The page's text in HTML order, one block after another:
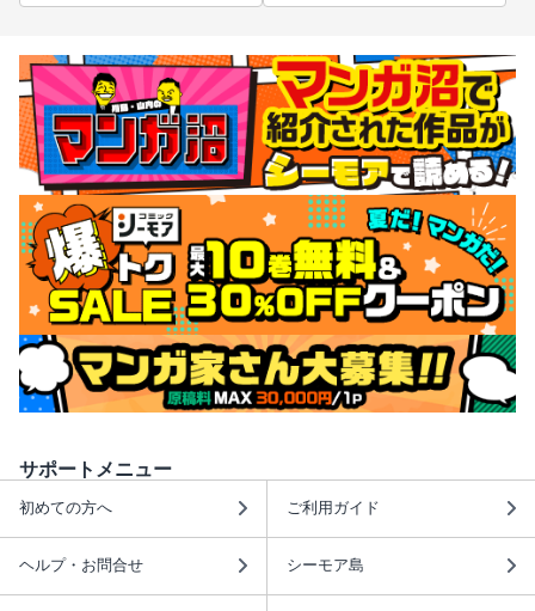
サポートメニュー
初めての方へ ご利用ガイド
ヘルプ・お問合せ シーモア島